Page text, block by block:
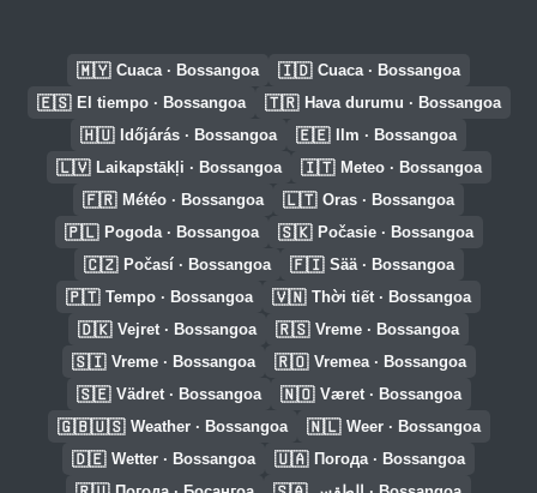
🇲🇾 Cuaca · Bossangoa 🇮🇩 Cuaca · Bossangoa
🇪🇸 El tiempo · Bossangoa 🇹🇷 Hava durumu · Bossangoa
🇭🇺 Időjárás · Bossangoa 🇪🇪 Ilm · Bossangoa
🇱🇻 Laikapstākļi · Bossangoa 🇮🇹 Meteo · Bossangoa
🇫🇷 Météo · Bossangoa 🇱🇹 Oras · Bossangoa
🇵🇱 Pogoda · Bossangoa 🇸🇰 Počasie · Bossangoa
🇨🇿 Počasí · Bossangoa 🇫🇮 Sää · Bossangoa
🇵🇹 Tempo · Bossangoa 🇻🇳 Thời tiết · Bossangoa
🇩🇰 Vejret · Bossangoa 🇷🇸 Vreme · Bossangoa
🇸🇮 Vreme · Bossangoa 🇷🇴 Vremea · Bossangoa
🇸🇪 Vädret · Bossangoa 🇳🇴 Været · Bossangoa
🇬🇧🇺🇸 Weather · Bossangoa 🇳🇱 Weer · Bossangoa
🇩🇪 Wetter · Bossangoa 🇺🇦 Погода · Bossangoa